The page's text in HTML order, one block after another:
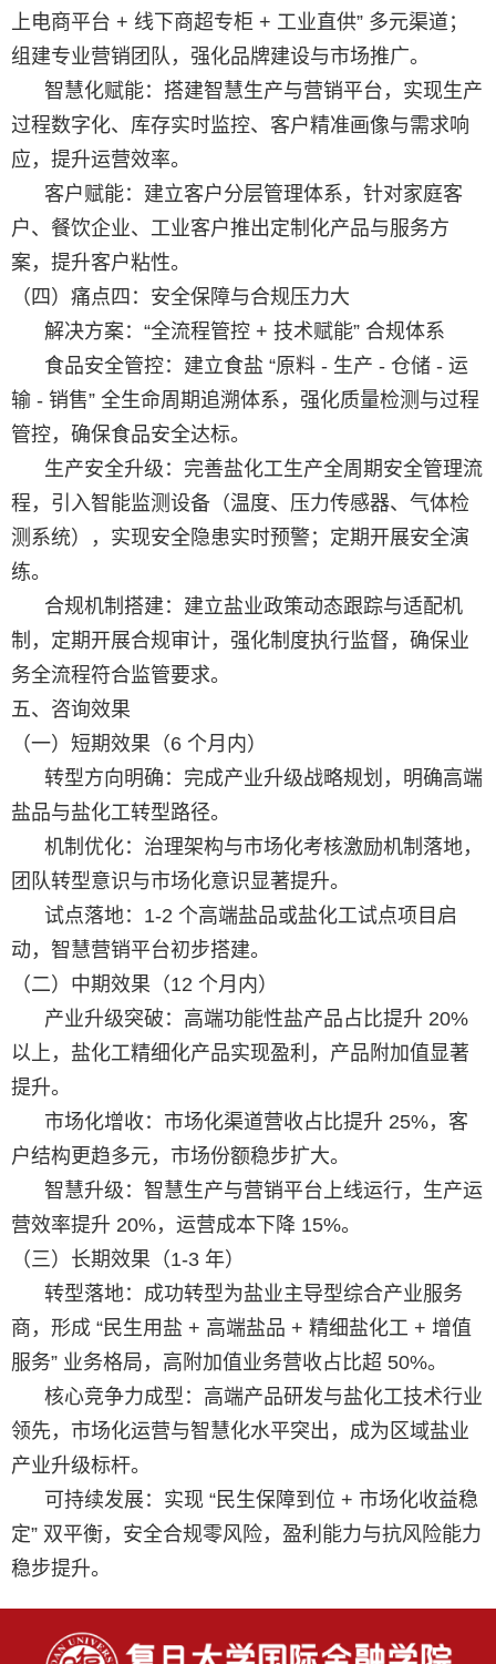
上电商平台 + 线下商超专柜 + 工业直供” 多元渠道；
组建专业营销团队，强化品牌建设与市场推广。
智慧化赋能：搭建智慧生产与营销平台，实现生产
过程数字化、库存实时监控、客户精准画像与需求响
应，提升运营效率。
客户赋能：建立客户分层管理体系，针对家庭客
户、餐饮企业、工业客户推出定制化产品与服务方
案，提升客户粘性。
（四）痛点四：安全保障与合规压力大
解决方案：“全流程管控 + 技术赋能” 合规体系
食品安全管控：建立食盐 “原料 - 生产 - 仓储 - 运
输 - 销售” 全生命周期追溯体系，强化质量检测与过程
管控，确保食品安全达标。
生产安全升级：完善盐化工生产全周期安全管理流
程，引入智能监测设备（温度、压力传感器、气体检
测系统），实现安全隐患实时预警；定期开展安全演
练。
合规机制搭建：建立盐业政策动态跟踪与适配机
制，定期开展合规审计，强化制度执行监督，确保业
务全流程符合监管要求。
五、咨询效果
（一）短期效果（6 个月内）
转型方向明确：完成产业升级战略规划，明确高端
盐品与盐化工转型路径。
机制优化：治理架构与市场化考核激励机制落地，
团队转型意识与市场化意识显著提升。
试点落地：1-2 个高端盐品或盐化工试点项目启
动，智慧营销平台初步搭建。
（二）中期效果（12 个月内）
产业升级突破：高端功能性盐产品占比提升 20%
以上，盐化工精细化产品实现盈利，产品附加值显著
提升。
市场化增收：市场化渠道营收占比提升 25%，客
户结构更趋多元，市场份额稳步扩大。
智慧升级：智慧生产与营销平台上线运行，生产运
营效率提升 20%，运营成本下降 15%。
（三）长期效果（1-3 年）
转型落地：成功转型为盐业主导型综合产业服务
商，形成 “民生用盐 + 高端盐品 + 精细盐化工 + 增值
服务” 业务格局，高附加值业务营收占比超 50%。
核心竞争力成型：高端产品研发与盐化工技术行业
领先，市场化运营与智慧化水平突出，成为区域盐业
产业升级标杆。
可持续发展：实现 “民生保障到位 + 市场化收益稳
定” 双平衡，安全合规零风险，盈利能力与抗风险能力
稳步提升。